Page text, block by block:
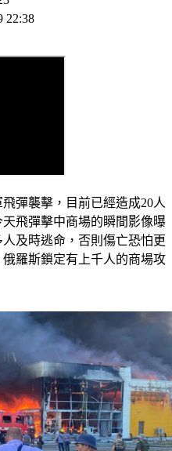
彈襲擊，目前已經造成20人
飛彈擊中商場的瞬間影像曝
及時逃命，否則傷亡恐怕更
羅斯鎖定有上千人的商場攻